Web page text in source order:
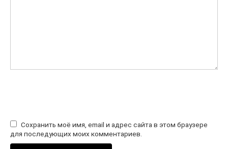
Сохранить моё имя, email и адрес сайта в этом браузере
для последующих моих комментариев.